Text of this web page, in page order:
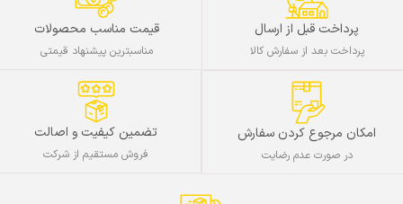
پرداخت قبل از ارسال
پرداخت بعد از سفارش کالا
قیمت مناسب محصولات
مناسبترین پیشنهاد قیمتی
امکان مرجوع کردن سفارش
در صورت عدم رضایت
تضمین کیفیت و اصالت
فروش مستقیم از شرکت